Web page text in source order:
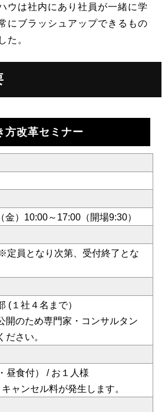
ウは社内にあり社員が一緒に学
にブラッシュアップできるもの
た。
方改革セミナー
金）10:00～17:00（開場9:30）
定員となり次第、受付終了とな
(１社４名まで）
開のため専門家・コンサルタン
ださい。
昼食付） / お１人様
ャンセル料が発生します。